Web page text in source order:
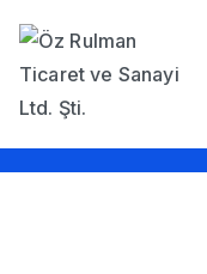
geç